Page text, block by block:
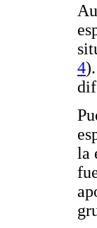
4
la